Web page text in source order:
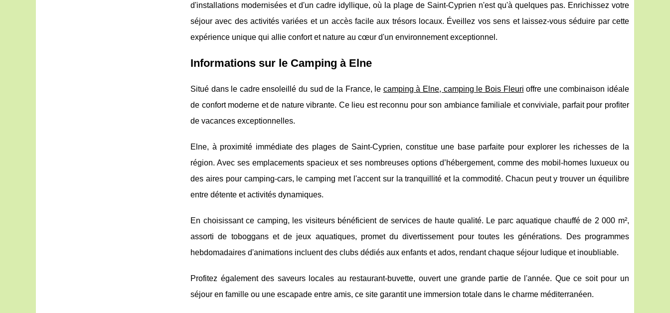
d'installations modernisées et d'un cadre idyllique, où la plage de Saint-Cyprien n'est qu'à quelques pas. Enrichissez votre
séjour avec des activités variées et un accès facile aux trésors locaux. Éveillez vos sens et laissez-vous séduire par cette
expérience unique qui allie confort et nature au cœur d'un environnement exceptionnel.
Informations sur le Camping à Elne
Situé dans le cadre ensoleillé du sud de la France, le camping à Elne, camping le Bois Fleuri offre une combinaison idéale
de confort moderne et de nature vibrante. Ce lieu est reconnu pour son ambiance familiale et conviviale, parfait pour profiter
de vacances exceptionnelles.
Elne, à proximité immédiate des plages de Saint-Cyprien, constitue une base parfaite pour explorer les richesses de la
région. Avec ses emplacements spacieux et ses nombreuses options d’hébergement, comme des mobil-homes luxueux ou
des aires pour camping-cars, le camping met l'accent sur la tranquillité et la commodité. Chacun peut y trouver un équilibre
entre détente et activités dynamiques.
En choisissant ce camping, les visiteurs bénéficient de services de haute qualité. Le parc aquatique chauffé de 2 000 m²,
assorti de toboggans et de jeux aquatiques, promet du divertissement pour toutes les générations. Des programmes
hebdomadaires d'animations incluent des clubs dédiés aux enfants et ados, rendant chaque séjour ludique et inoubliable.
Profitez également des saveurs locales au restaurant-buvette, ouvert une grande partie de l'année. Que ce soit pour un
séjour en famille ou une escapade entre amis, ce site garantit une immersion totale dans le charme méditerranéen.